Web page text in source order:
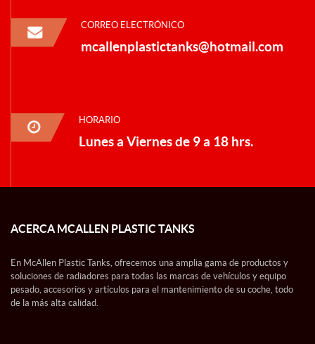
CORREO ELECTRÓNICO
mcallenplastictanks@hotmail.com
HORARIO
Lunes a Viernes de 9 a 18 hrs.
ACERCA MCALLEN PLASTIC TANKS
En McAllen Plastic Tanks, ofrecemos una amplia gama de productos y
soluciones de radiadores para todas las marcas de vehículos y equipo
pesado, accesorios y artículos para el mantenimiento de su coche, todo
de la más alta calidad.